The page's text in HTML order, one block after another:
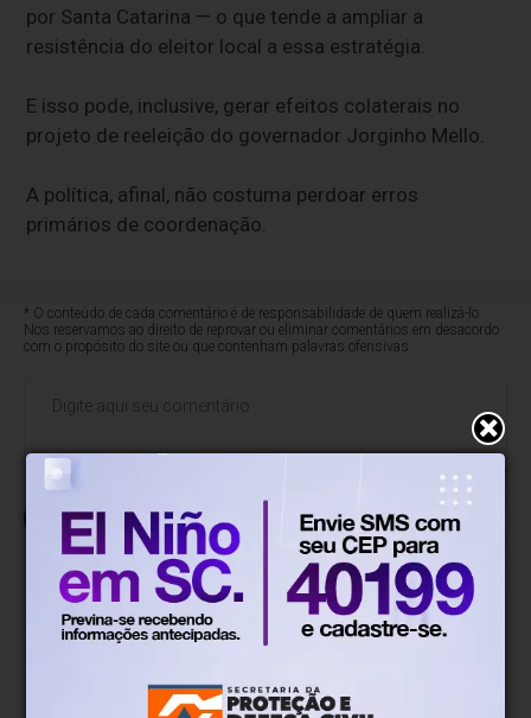
por Santa Catarina — o que tende a ampliar a
resistência do eleitor local a essa estratégia.
E isso pode, inclusive, gerar efeitos colaterais no
projeto de reeleição do governador Jorginho Mello.
A política, afinal, não costuma perdoar erros
primários de coordenação.
* O conteúdo de cada comentário é de responsabilidade de quem realizá-lo.
Nos reservamos ao direito de reprovar ou eliminar comentários em desacordo
com o propósito do site ou que contenham palavras ofensivas.
caracteres restantes.
Comentar
Prisco Paraíso Há 1 dia
comprado e Supremo fazendo jogo